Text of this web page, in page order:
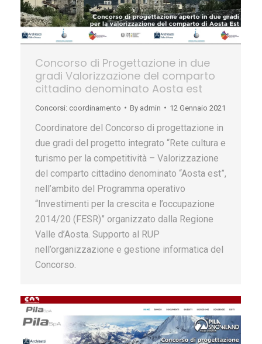
Concorso di Progettazione in due
gradi Valorizzazione del comparto
cittadino denominato Aosta est
Concorsi: coordinamento By admin 12 Gennaio 2021
Coordinatore del Concorso di progettazione in
due gradi del progetto integrato “Rete cultura e
turismo per la competitività – Valorizzazione
del comparto cittadino denominato “Aosta est”,
nell’ambito del Programma operativo
“Investimenti per la crescita e l’occupazione
2014/20 (FESR)” organizzato dalla Regione
Valle d’Aosta. Supporto al RUP
nell’organizzazione e gestione informatica del
Concorso.